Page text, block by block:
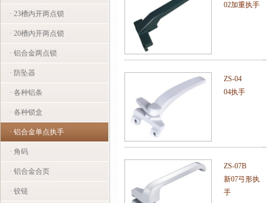
· 23槽内开两点锁
· 20槽内开两点锁
· 铝合金两点锁
· 防坠器
· 各种铝条
· 各种锁盒
· 铝合金单点执手
· 角码
· 铝合金合页
· 铰链
02加重执手
ZS-04
04执手
ZS-07B
新07弓形执
手